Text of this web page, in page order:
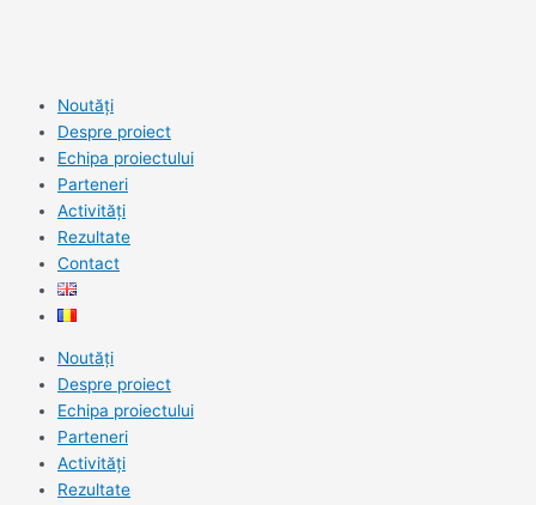
Noutăți
Despre proiect
Echipa proiectului
Parteneri
Activități
Rezultate
Contact
Noutăți
Despre proiect
Echipa proiectului
Parteneri
Activități
Rezultate